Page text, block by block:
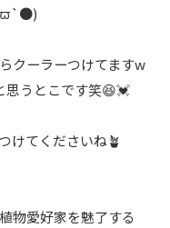
クーラーつけてますw
思うとこです笑😆💓
けてくださいね🪴
物愛好家を魅了する